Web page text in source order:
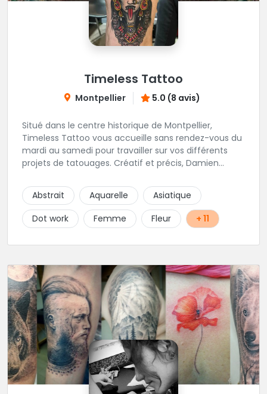
Timeless Tattoo
Montpellier 5.0 (8 avis)
Situé dans le centre historique de Montpellier,
Timeless Tattoo vous accueille sans rendez-vous du
mardi au samedi pour travailler sur vos différents
projets de tatouages. Créatif et précis, Damien
sans failles. Spécialisé dans le tatouage traditionnel,
old school, mais également à l'aise dans la
réalisation de pièces de styles différents : Dotwork,
Japonais, Graphique, mandala .. N'hésitez pas à le
Abstrait Aquarelle
Asiatique
Dot work
Femme Fleur + 11